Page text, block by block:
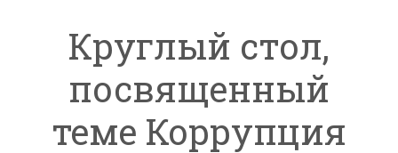
Круглый стол,
посвященный
теме Коррупция